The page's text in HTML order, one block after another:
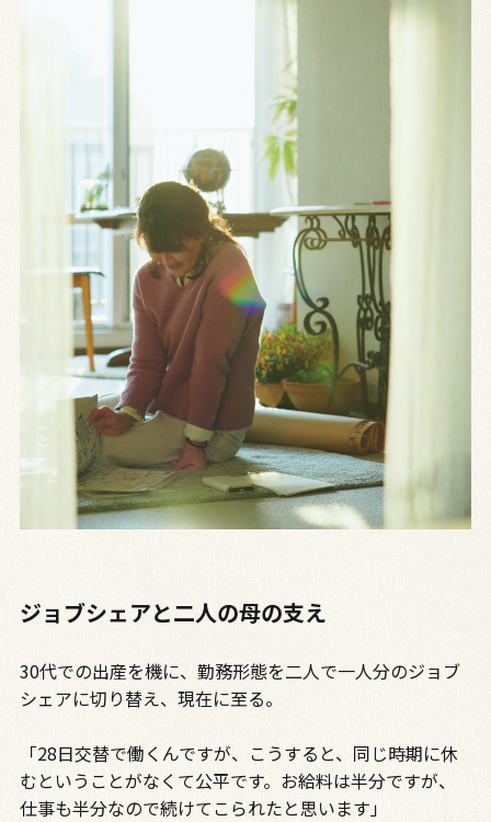
ジョブシェアと二人の母の支え
30代での出産を機に、勤務形態を二人で一人分のジョブ
シェアに切り替え、現在に至る。
「28日交替で働くんですが、こうすると、同じ時期に休
むということがなくて公平です。お給料は半分ですが、
仕事も半分なので続けてこられたと思います」